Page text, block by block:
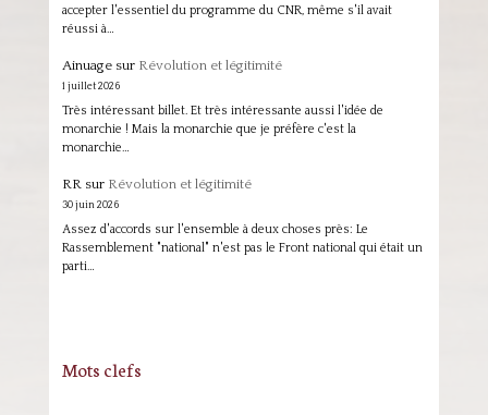
accepter l'essentiel du programme du CNR, même s'il avait
réussi à…
Ainuagesur Révolution et légitimité
1 juillet 2026
Très intéressant billet. Et très intéressante aussi l'idée de
monarchie ! Mais la monarchie que je préfère c'est la
monarchie…
RR sur Révolution et légitimité
30 juin 2026
Assez d'accords sur l'ensemble à deux choses près: Le
Rassemblement "national" n'est pas le Front national qui était un
parti…
Mots clefs